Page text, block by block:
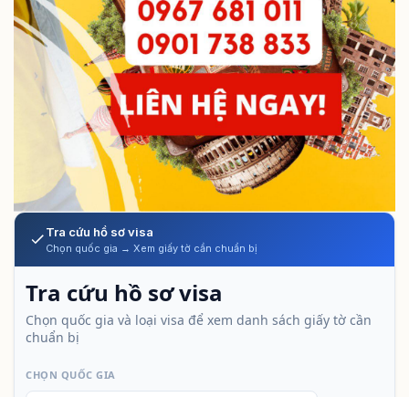
Tra cứu hồ sơ visa
Chọn quốc gia → Xem giấy tờ cần chuẩn bị